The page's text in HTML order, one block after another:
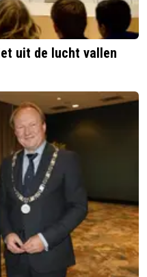
uit de lucht vallen